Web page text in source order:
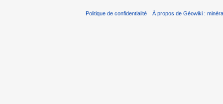
Politique de confidentialité À propos de Géowiki :